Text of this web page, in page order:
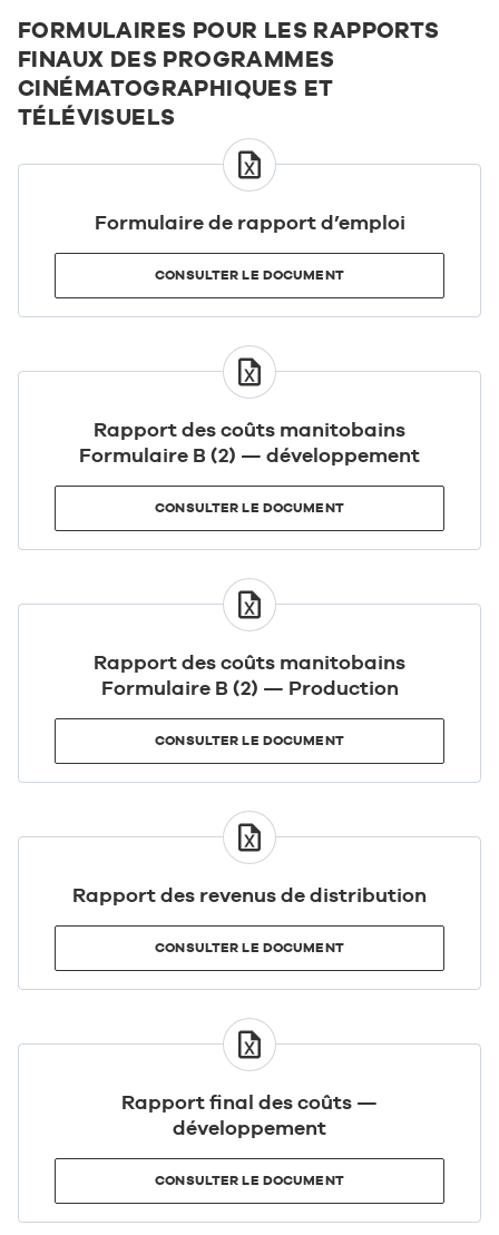
FORMULAIRES POUR LES RAPPORTS
FINAUX DES PROGRAMMES
CINÉMATOGRAPHIQUES ET
TÉLÉVISUELS
Formulaire de rapport d’emploi
CONSULTER LE DOCUMENT
CONSULTER
LE
DOCUMENT
Rapport des coûts manitobains
Formulaire B (2) — développement
CONSULTER LE DOCUMENT
CONSULTER
LE
DOCUMENT
Rapport des coûts manitobains
Formulaire B (2) — Production
CONSULTER LE DOCUMENT
CONSULTER
LE
DOCUMENT
Rapport des revenus de distribution
CONSULTER LE DOCUMENT
CONSULTER
LE
DOCUMENT
Rapport final des coûts —
développement
CONSULTER LE DOCUMENT
CONSULTER
LE
DOCUMENT